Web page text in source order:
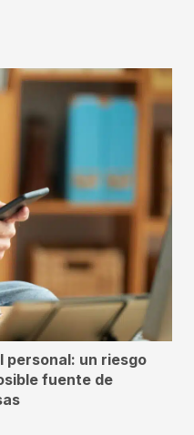
personal: un riesgo
fuente de